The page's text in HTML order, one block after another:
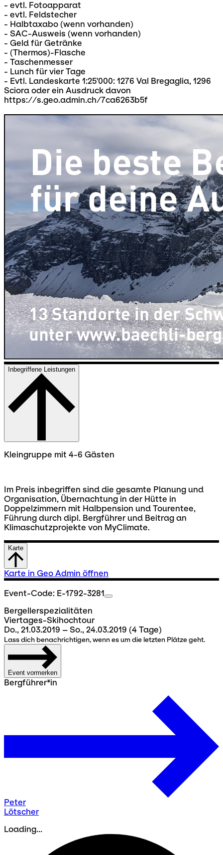
- evtl. Fotoapparat
- evtl. Feldstecher
- Halbtaxabo (wenn vorhanden)
- SAC-Ausweis (wenn vorhanden)
- Geld für Getränke
- (Thermos)-Flasche
- Taschenmesser
- Lunch für vier Tage
- Evtl. Landeskarte 1:25'000: 1276 Val Bregaglia, 1296
Sciora oder ein Ausdruck davon
https://s.geo.admin.ch/7ca6263b5f
Inbegriffene Leistungen
Kleingruppe mit 4-6 Gästen
Im Preis inbegriffen sind die gesamte Planung und
Organisation, Übernachtung in der Hütte in
Doppelzimmern mit Halbpension und Tourentee,
Führung durch dipl. Bergführer und Beitrag an
Klimaschutzprojekte von MyClimate.
Karte
Karte in Geo Admin öffnen
Event-Code: E-1792-3281
Bergellerspezialitäten
Viertages-Skihochtour
Do., 21.03.2019 – So., 24.03.2019 (4 Tage)
Lass dich benachrichtigen, wenn es um die letzten Plätze geht.
Event vormerken
Bergführer*in
Peter
Lötscher
Loading...